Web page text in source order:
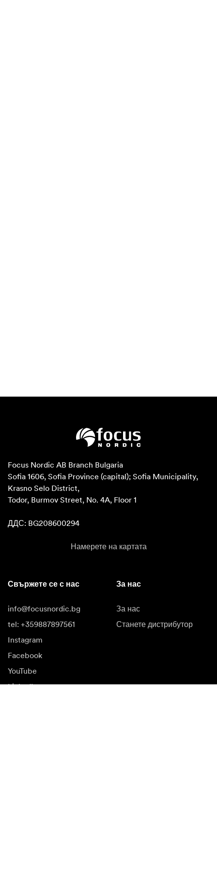
Focus Nordic AB Branch Bulgaria
Sofia 1606, Sofia Province (capital); Sofia Municipality,
Krasno Selo District,
Todor, Burmov Street, No. 4A, Floor 1
ДДС: BG208600294
Намерете на картата
Свържете се с нас
info@focusnordic.bg
tel: +359887897561
Instagram
Facebook
YouTube
LinkedIn
За нас
За нас
Станете дистрибутор